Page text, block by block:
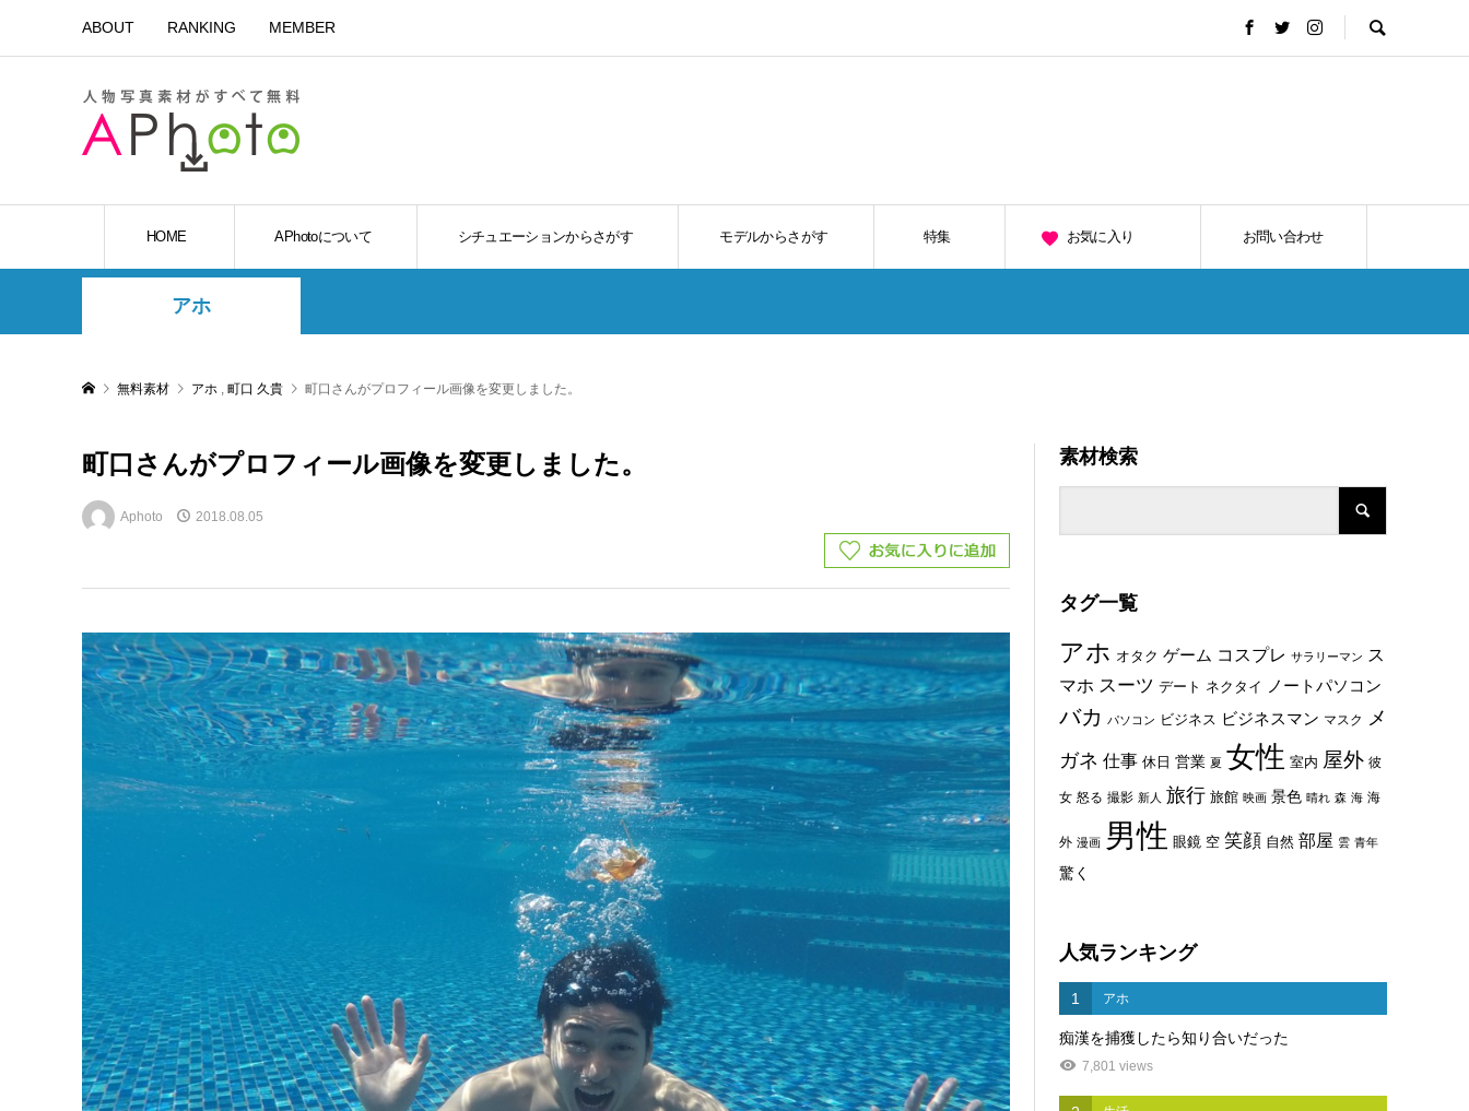
ABOUT RANKING MEMBER
HOME APhotoについて シチュエーションからさがす モデルからさがす 特集 お気に入り お問い合わせ
アホ
無料素材 アホ , 町口 久貴 町口さんがプロフィール画像を変更しました。
町口さんがプロフィール画像を変更しました。
Aphoto 2018.08.05
素材検索
タグ一覧
アホ オタク ゲーム コスプレ サラリーマン ス
マホ スーツ デート ネクタイ ノートパソコン
バカ パソコン ビジネス ビジネスマン マスク メ
ガネ 仕事 休日 営業 夏 女性 室内 屋外 彼
女 怒る 撮影 新人 旅行 旅館 映画 景色 晴れ 森 海 海
外 漫画 男性 眼鏡 空 笑顔 自然 部屋 雲 青年
驚く
人気ランキング
1 アホ
痴漢を捕獲したら知り合いだった
7,801 views